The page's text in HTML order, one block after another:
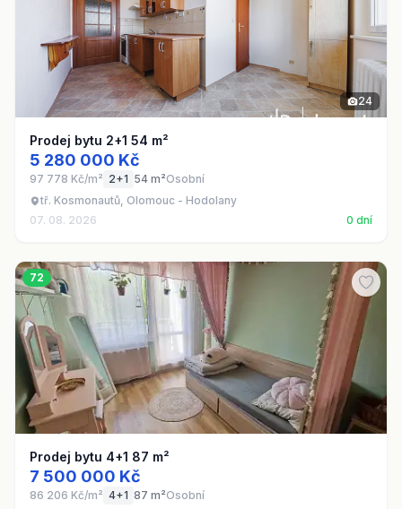
24
Prodej bytu 2+1 54 m²
5 280 000 Kč
97 778 Kč/m² 2+1 54 m²Osobní
tř. Kosmonautů, Olomouc - Hodolany
07. 08. 2026
0 dní
72
Prodej bytu 4+1 87 m²
7 500 000 Kč
86 206 Kč/m² 4+1 87 m²Osobní